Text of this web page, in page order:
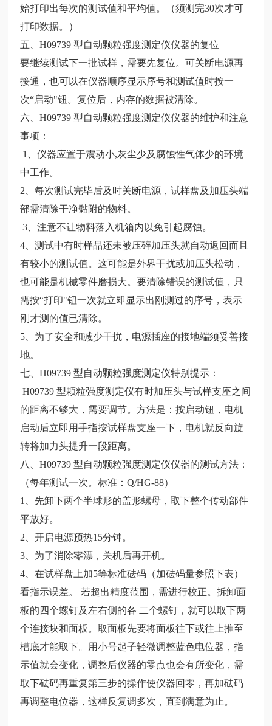
始打印出每次的测试值和平均值。（须测完30次才可
打印数据。）
五、H09739 型自动颗粒强度测定仪仪器的复位
要继续测试下一批试样，需要先复位。可关断电源再
接通，也可以在仪器顺序显示序号和测试值时按一
次“启动"钮。复位后，内存的数据被清除。
六、H09739 型自动颗粒强度测定仪仪器的维护和注意
事项：
1、仪器应置于震动小,灰尘少及腐蚀性气体少的环境
中工作。
2、每次测试完毕后及时关断电源，试样盘及加压头端
部需清除干净黏附的物料。
3、注意不让物料落入机箱内以免引起腐蚀。
4、测试中有时样品还未被压碎加压头就自动返回而且
有较小的测试值。这可能是外界干扰或加压头松动，
也可能是机械零件磨损大。要清除错误的测试值，只
需按“打印"钮一次就立即显示出刚测过的序号，表示
刚才测的值已清除。
5、为了安全和减少干扰，电源插座的接地端须妥善接
地。
七、H09739 型自动颗粒强度测定仪特别提示：
H09739 型颗粒强度测定仪有时加压头与试样支座之间
的距离不够大，需要调节。方法是：按启动钮，电机
启动后立即用手指按试样盘支座一下，电机就反向旋
转将加力头提升一段距离。
八、H09739 型自动颗粒强度测定仪仪器的测试方法：
（每年测试一次。标准：Q/HG-88）
1、先卸下两个半球形的盖形螺母，取下整个传动部件
平放好。
2、开启电源预热15分钟。
3、为了消除零漂，关机后再开机。
4、在试样盘上加5等标准砝码（加砝码量参照下表）
看指示误差。
若超出精度范围，需进行校正。拆卸面
板的四个螺钉及左右侧的各 二个螺钉，就可以取下两
个连接块和面板。取面板先要将面板往下或往上推至
槽底才能取下。用小号起子轻微调整蓝色电位器，指
示值就会变化，调整后仪器的零点也会有所变化，需
取下砝码再重复第三步的操作使仪器回零，再加砝码
再调整电位器，这样反复调多次，直到满意为止。